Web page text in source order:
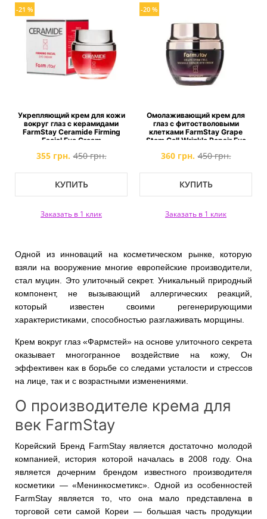
-21 %
Укрепляющий крем для кожи
вокруг глаз с керамидами
FarmStay Ceramide Firming
Facial Eye Cream
355 грн. 450 грн.
КУПИТЬ
Заказать в 1 клик
-20 %
Омолаживающий крем для
глаз с фитостволовыми
клетками FarmStay Grape
Stem Cell Wrinkle Repair Eye
360 грн. 450 грн.
КУПИТЬ
Заказать в 1 клик
Одной из инноваций на косметическом рынке, которую
взяли на вооружение многие европейские производители,
стал муцин. Это улиточный секрет. Уникальный природный
компонент, не вызывающий аллергических реакций,
который известен своими регенерирующими
характеристиками, способностью разглаживать морщины.
Крем вокруг глаз «Фармстей» на основе улиточного секрета
оказывает многогранное воздействие на кожу, Он
эффективен как в борьбе со следами усталости и стрессов
на лице, так и с возрастными изменениями.
О производителе крема для
век FarmStay
Корейский Бренд FarmStay является достаточно молодой
компанией, история которой началась в 2008 году. Она
является дочерним брендом известного производителя
косметики — «Менинкосметикс». Одной из особенностей
FarmStay является то, что она мало представлена в
торговой сети самой Кореи — большая часть продукции